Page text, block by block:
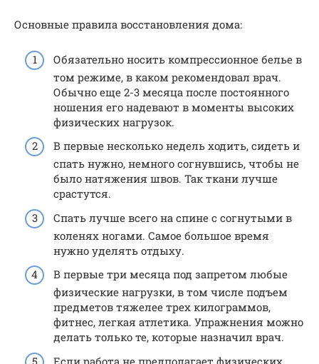
Основные правила восстановления дома:
Обязательно носить компрессионное белье в
том режиме, в каком рекомендовал врач.
Обычно еще 2-3 месяца после постоянного
ношения его надевают в моменты высоких
физических нагрузок.
В первые несколько недель ходить, сидеть и
спать нужно, немного согнувшись, чтобы не
было натяжения швов. Так ткани лучше
срастутся.
Спать лучше всего на спине с согнутыми в
коленях ногами. Самое большое время
нужно уделять отдыху.
В первые три месяца под запретом любые
физические нагрузки, в том числе подъем
предметов тяжелее трех килограммов,
фитнес, легкая атлетика. Упражнения можно
делать только те, которые назначил врач.
Если работа не предполагает физических